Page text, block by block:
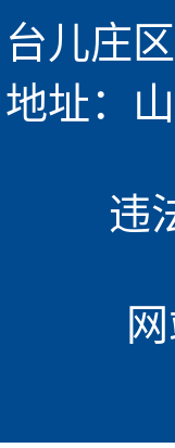
台儿庄
地址：
违